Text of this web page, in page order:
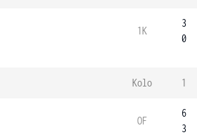
1K
3
0
Kolo 1
OF
6
3